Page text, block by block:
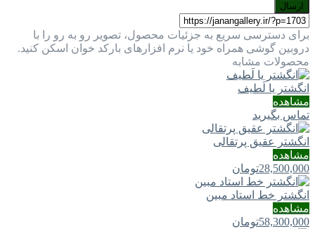
ارسال
برای دسترسی سریع به جزئیات محصول، تصویر رو به رو را با
دروبین گوشی همراه خود یا نرم افزارهای بارکد خوان اسکن کنید.
محصولات مشابه
انگشتر یا لَطيف
مشاهده
تماس بگیرید
انگشتر عقیق پرتقالی
مشاهده
28,500,000تومان
انگشتر خط استاد مبین
مشاهده
58,300,000تومان